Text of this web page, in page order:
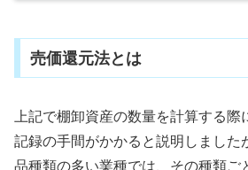
売価還元法とは
上記で棚卸資産の数量を計算する際
記録の手間がかかると説明しました
品種類の多い業種では、その種類ご